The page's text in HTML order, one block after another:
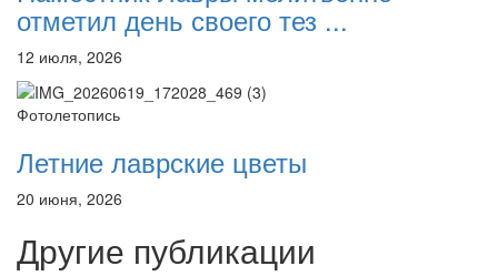
отметил день своего тез ...
12 июля, 2026
Фотолетопись
Летние лаврские цветы
20 июня, 2026
Другие публикации